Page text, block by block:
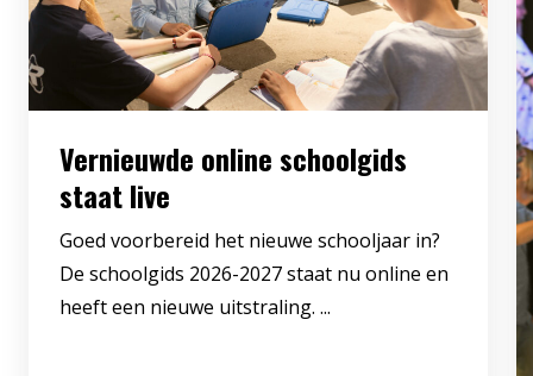
Vernieuwde online schoolgids
staat live
Goed voorbereid het nieuwe schooljaar in?
De schoolgids 2026-2027 staat nu online en
heeft een nieuwe uitstraling. ...